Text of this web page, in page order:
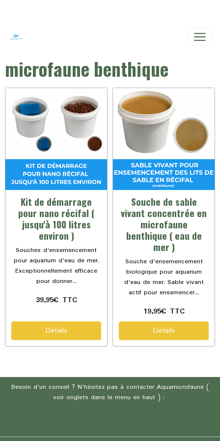
microfaune benthique
Kit de démarrage
pour nano récifal (
jusqu'à 100 litres
environ )
Souches d'ensemencement
pour aquarium d'eau de mer.
Exceptionnellement efficace
pour donner...
39,95€ TTC
Détails
Souche de sable
vivant concentrée en
microfaune
benthique ( eau de
mer )
Souche d'ensemencement
biologique pour aquarium
d'eau de mer. Sable vivant
actif pour ensemencer...
19,95€ TTC
Détails
Besoin d'un conseil ? N'hésitez pas à contacter Aquamicrofaune (
voir onglets dans le menu en haut ) :